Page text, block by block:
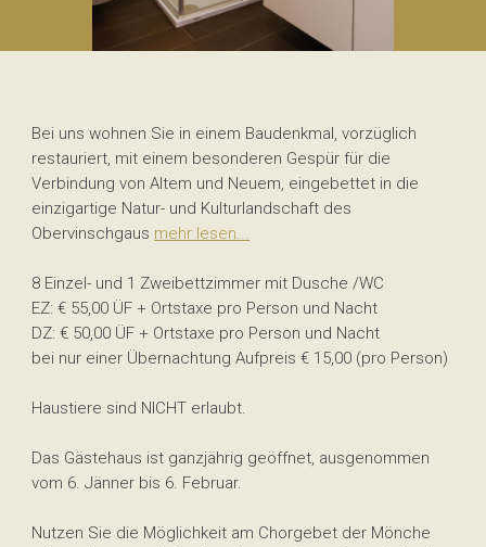
Bei uns wohnen Sie in einem Baudenkmal, vorzüglich
restauriert, mit einem besonderen Gespür für die
Verbindung von Altem und Neuem, eingebettet in die
einzigartige Natur- und Kulturlandschaft des
Obervinschgaus mehr lesen...
8 Einzel- und 1 Zweibettzimmer mit Dusche /WC
EZ: € 55,00 ÜF + Ortstaxe pro Person und Nacht
DZ: € 50,00 ÜF + Ortstaxe pro Person und Nacht
bei nur einer Übernachtung Aufpreis € 15,00 (pro Person)
Haustiere sind NICHT erlaubt.
Das Gästehaus ist ganzjährig geöffnet, ausgenommen
vom 6. Jänner bis 6. Februar.
Nutzen Sie die Möglichkeit am Chorgebet der Mönche